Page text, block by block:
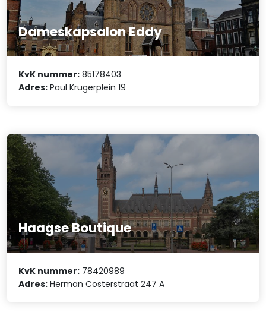
Dameskapsalon Eddy
KvK nummer: 85178403
Adres: Paul Krugerplein 19
Haagse Boutique
KvK nummer: 78420989
Adres: Herman Costerstraat 247 A